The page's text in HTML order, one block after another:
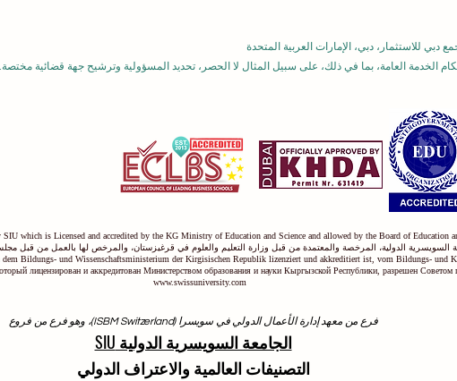
العامة، بما في ذلك، على سبيل المثال لا الحصر، تحديد المسؤولية وترشيح جهة قضائية
which is Licensed and accredited by the KG Ministry of Education and Science and allowed by the Board of Education
السويسرية الدولية، المرخصة والمعتمدة من قبل وزارة التعليم والعلوم في قرغيزستان، والمرخص لها بالعمل من قبل
Bildungs- und Wissenschaftsministerium der Kirgisischen Republik lizenziert und akkreditiert ist, vom Bildungs- und
лицензирован и аккредитован Министерством образования и науки Кыргызской Республики, разрешен
www.swissuniversity.com
فرع من معهد إدارة الأعمال الدولي في سويسرا (ISBM Switzerland)، وهو فرع من فروع
الجامعة السويسرية الدولية SIU
التصنيفات العالمية والاعتراف الدولي